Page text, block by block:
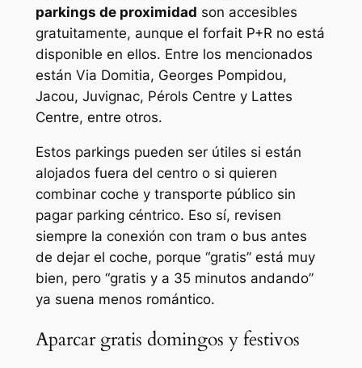
parkings de proximidad son accesibles
gratuitamente, aunque el forfait P+R no está
disponible en ellos. Entre los mencionados
están Via Domitia, Georges Pompidou,
Jacou, Juvignac, Pérols Centre y Lattes
Centre, entre otros.
Estos parkings pueden ser útiles si están
alojados fuera del centro o si quieren
combinar coche y transporte público sin
pagar parking céntrico. Eso sí, revisen
siempre la conexión con tram o bus antes
de dejar el coche, porque “gratis” está muy
bien, pero “gratis y a 35 minutos andando”
ya suena menos romántico.
Aparcar gratis domingos y festivos